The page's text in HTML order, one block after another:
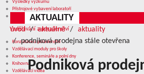
Výsledky výzkumu
Přístrojové vybavení laboratoří
Služby v oblasti výzkumu
Vzdělávání a poradenství
Konzultace a poradenství
Vzdělávací moduly pro školy
Konference, semináře a polní dny
Knihovna
Vzdělávací videa
AKTUALITY
úvod aktuálně
aktuality
podniková prodejna stále otevřena
Podniková